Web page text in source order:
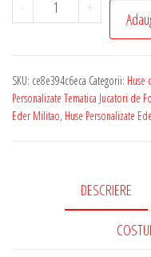
-
Husa
Personalizata
cu
+
SKU: ce8e394c6eca Categorii: Huse
Personalizate Tematica Jucatori de
Eder Militao, Huse Personalizate
DESCRIERE